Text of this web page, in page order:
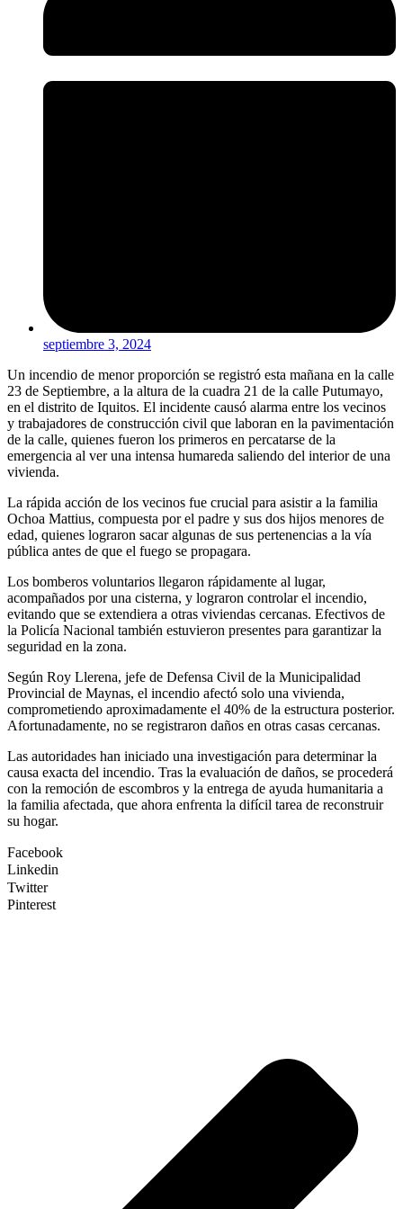
septiembre 3, 2024
Un incendio de menor proporción se registró esta mañana en la calle
23 de Septiembre, a la altura de la cuadra 21 de la calle Putumayo,
en el distrito de Iquitos. El incidente causó alarma entre los vecinos
y trabajadores de construcción civil que laboran en la pavimentación
de la calle, quienes fueron los primeros en percatarse de la
emergencia al ver una intensa humareda saliendo del interior de una
vivienda.
La rápida acción de los vecinos fue crucial para asistir a la familia
Ochoa Mattius, compuesta por el padre y sus dos hijos menores de
edad, quienes lograron sacar algunas de sus pertenencias a la vía
pública antes de que el fuego se propagara.
Los bomberos voluntarios llegaron rápidamente al lugar,
acompañados por una cisterna, y lograron controlar el incendio,
evitando que se extendiera a otras viviendas cercanas. Efectivos de
la Policía Nacional también estuvieron presentes para garantizar la
seguridad en la zona.
Según Roy Llerena, jefe de Defensa Civil de la Municipalidad
Provincial de Maynas, el incendio afectó solo una vivienda,
comprometiendo aproximadamente el 40% de la estructura posterior.
Afortunadamente, no se registraron daños en otras casas cercanas.
Las autoridades han iniciado una investigación para determinar la
causa exacta del incendio. Tras la evaluación de daños, se procederá
con la remoción de escombros y la entrega de ayuda humanitaria a
la familia afectada, que ahora enfrenta la difícil tarea de reconstruir
su hogar.
Facebook
Linkedin
Twitter
Pinterest